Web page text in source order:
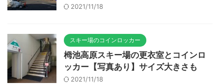
2021/11/18
スキー場のコインロッカー
栂池高原スキー場の更衣室とコインロ
ッカー【写真あり】サイズ大きさも
2021/11/18